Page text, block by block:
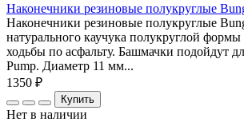
Наконечники резиновые полукруглые
Наконечники резиновые полукруглые
натурального каучука полукруглой
ходьбы по асфальту. Башмачки подойдут
Pump. Диаметр 11 мм...
1350 ₽
Купить
Нет в наличии